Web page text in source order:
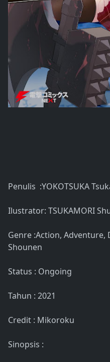
Penulis :YOKOTSUKA
Ilustrator: TSUKAMORI
Genre :Action, Adventure,
Shounen
Status : Ongoing
Tahun : 2021
Credit : Mikoroku
Sinopsis :